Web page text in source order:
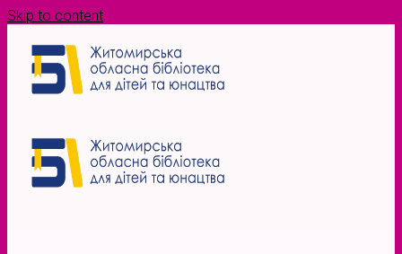
Skip to content